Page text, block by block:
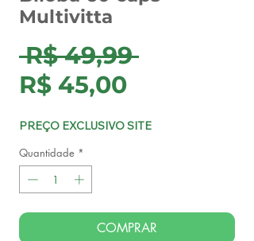
Multivitta
R$ 49,99 Preço
R$ 45,00Preço
PREÇO EXCLUSIVO SITE
Quantidade *
COMPRAR